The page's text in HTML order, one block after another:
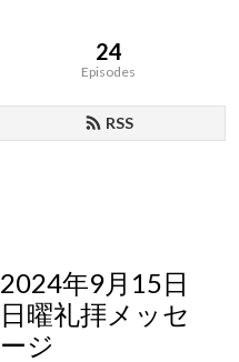
24
Episodes
RSS
2024年9月15日
日曜礼拝メッセ
ージ